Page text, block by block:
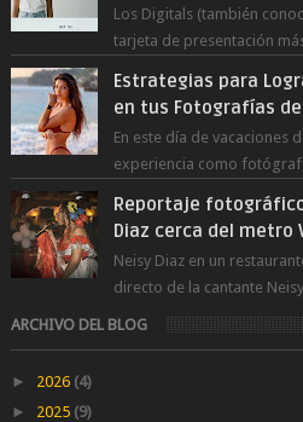
Los Digitals (también
tarjeta de presentación
Estrategias para
en tus Fotografías de
En este día de vacaciones
experiencia como
Reportaje
Diaz cerca del metro
Neisy Diaz en un
directo de la cantante
Suegra cerca del metro V...
ARCHIVO DEL BLOG
► 2026 (4)
► 2025 (9)